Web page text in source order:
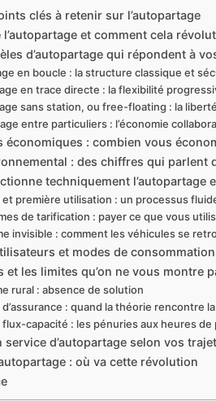
clés à retenir sur l’autopartage
l’autopartage et comment cela
d’autopartage qui répondent à
en boucle : la structure classique et
en trace directe : la flexibilité
sans station, ou free-floating : la
entre particuliers : l’économie
économiques : combien vous
: des chiffres qui parlent
techniquement l’autopartage
première utilisation : un processus
de tarification : payer ce que vous
invisible : comment les véhicules se
et modes de
et les limites qu’on ne vous montre
rural : absence de solution
: quand la théorie rencontre
flux-capacité : les pénuries aux heures de
d’autopartage selon vos
: où va cette révolution